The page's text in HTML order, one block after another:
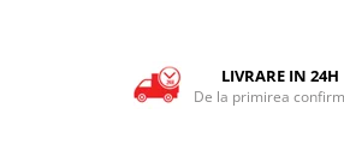
LIVRARE IN 24H
De la primirea